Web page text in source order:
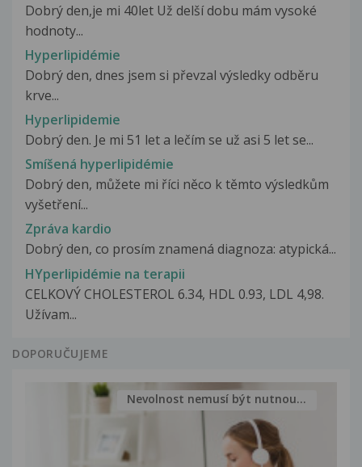
Dobrý den,je mi 40let Už delší dobu mám vysoké
hodnoty...
Hyperlipidémie
Dobrý den, dnes jsem si převzal výsledky odběru
krve...
Hyperlipidemie
Dobrý den. Je mi 51 let a lečím se už asi 5 let se...
Smíšená hyperlipidémie
Dobrý den, můžete mi říci něco k těmto výsledkům
vyšetření...
Zpráva kardio
Dobrý den, co prosím znamená diagnoza: atypická...
HYperlipidémie na terapii
CELKOVÝ CHOLESTEROL 6.34, HDL 0.93, LDL 4,98.
Užívam...
DOPORUČUJEME
Nevolnost nemusí být nutnou...